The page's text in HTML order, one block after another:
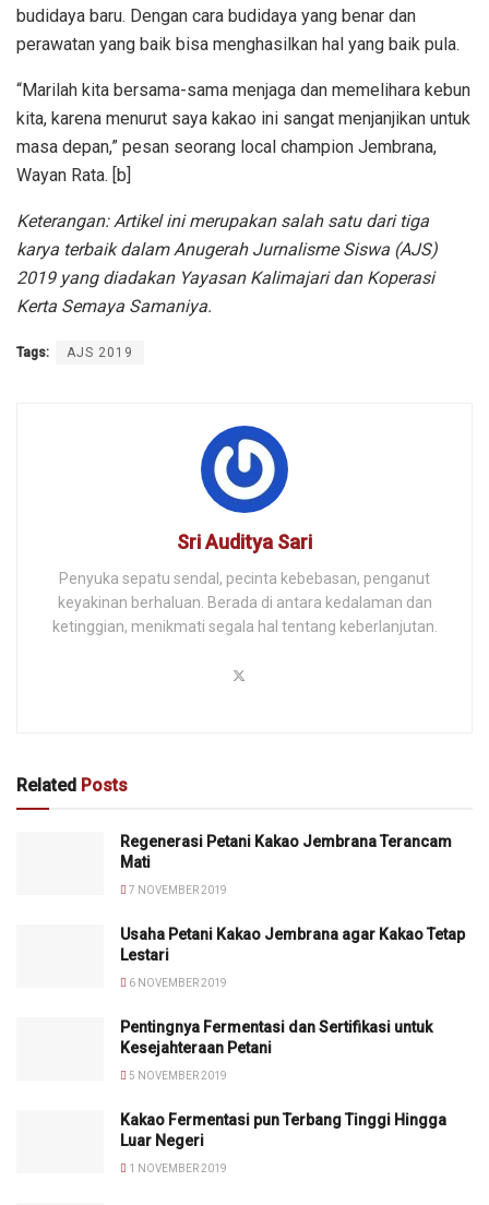
budidaya baru. Dengan cara budidaya yang benar dan
perawatan yang baik bisa menghasilkan hal yang baik pula.
“Marilah kita bersama-sama menjaga dan memelihara kebun
kita, karena menurut saya kakao ini sangat menjanjikan untuk
masa depan,” pesan seorang local champion Jembrana,
Wayan Rata. [b]
Keterangan: Artikel ini merupakan salah satu dari tiga
karya terbaik dalam Anugerah Jurnalisme Siswa (AJS)
2019 yang diadakan Yayasan Kalimajari dan Koperasi
Kerta Semaya Samaniya.
Tags: AJS 2019
Sri Auditya Sari
Penyuka sepatu sendal, pecinta kebebasan, penganut
keyakinan berhaluan. Berada di antara kedalaman dan
ketinggian, menikmati segala hal tentang keberlanjutan.
Related Posts
Regenerasi Petani Kakao Jembrana Terancam
Mati
7 NOVEMBER 2019
Usaha Petani Kakao Jembrana agar Kakao Tetap
Lestari
6 NOVEMBER 2019
Pentingnya Fermentasi dan Sertifikasi untuk
Kesejahteraan Petani
5 NOVEMBER 2019
Kakao Fermentasi pun Terbang Tinggi Hingga
Luar Negeri
1 NOVEMBER 2019